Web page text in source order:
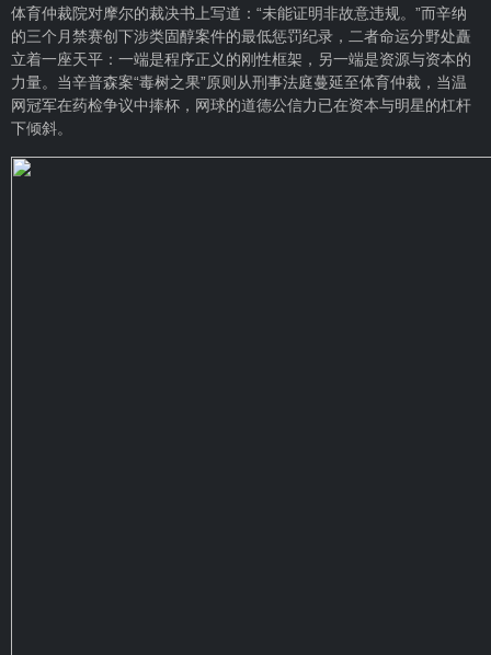
体育仲裁院对摩尔的裁决书上写道：“未能证明非故意违规。”而辛纳
的三个月禁赛创下涉类固醇案件的最低惩罚纪录，二者命运分野处矗
立着一座天平：一端是程序正义的刚性框架，另一端是资源与资本的
力量。当辛普森案“毒树之果”原则从刑事法庭蔓延至体育仲裁，当温
网冠军在药检争议中捧杯，网球的道德公信力已在资本与明星的杠杆
下倾斜。